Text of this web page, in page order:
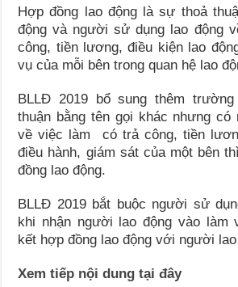
Hợp đồng lao động là sự thoả
động và người sử dụng lao động
công, tiền lương, điều kiện lao
vụ của mỗi bên trong quan hệ lao
BLLĐ 2019 bổ sung thêm
thuận bằng tên gọi khác nhưng có
về việc làm có trả công, tiền
điều hành, giám sát của một bên
đồng lao động.
BLLĐ 2019 bắt buộc người sử
khi nhận người lao động vào làm
kết hợp đồng lao động với người lao
Xem tiếp nội dung tại đây